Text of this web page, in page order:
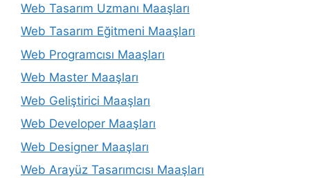
Web Tasarım Uzmanı Maaşları
Web Tasarım Eğitmeni Maaşları
Web Programcısı Maaşları
Web Master Maaşları
Web Geliştirici Maaşları
Web Developer Maaşları
Web Designer Maaşları
Web Arayüz Tasarımcısı Maaşları